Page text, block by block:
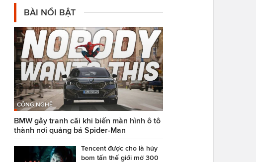
BÀI NỔI BẬT
CÔNG NGHỆ
BMW gây tranh cãi khi biến màn hình ô tô
thành nơi quảng bá Spider-Man
Tencent được cho là hủy
bom tấn thế giới mở 300